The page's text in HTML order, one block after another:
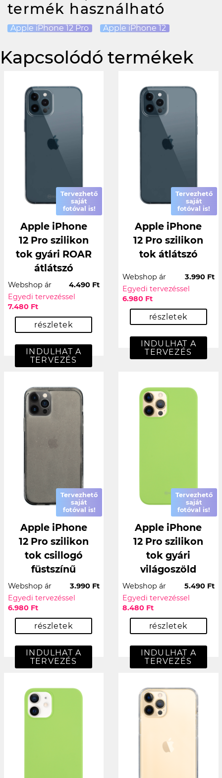
termék használható
Apple iPhone 12 Pro Apple iPhone 12
Kapcsolódó termékek
Tervezhető
saját
fotóval is!
Apple iPhone
12 Pro szilikon
tok gyári ROAR
átlátszó
Webshop ár
4.490 Ft
Egyedi tervezéssel
7.480 Ft
részletek
INDULHAT A
TERVEZÉS
Tervezhető
saját
fotóval is!
Apple iPhone
12 Pro szilikon
tok átlátszó
Webshop ár
3.990 Ft
Egyedi tervezéssel
6.980 Ft
részletek
INDULHAT A
TERVEZÉS
Tervezhető
saját
fotóval is!
Apple iPhone
12 Pro szilikon
tok csillogó
füstszínű
Webshop ár
3.990 Ft
Egyedi tervezéssel
6.980 Ft
részletek
INDULHAT A
TERVEZÉS
Tervezhető
saját
fotóval is!
Apple iPhone
12 Pro szilikon
tok gyári
világoszöld
Webshop ár
5.490 Ft
Egyedi tervezéssel
8.480 Ft
részletek
INDULHAT A
TERVEZÉS